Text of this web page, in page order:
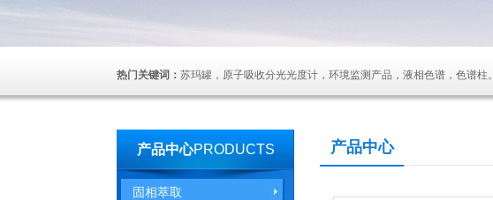
热门关键词： 苏玛罐，原子吸收分光光度计，环境监测产品，液相色谱，色谱柱。
产品中心PRODUCTS
固相萃取
产品中心